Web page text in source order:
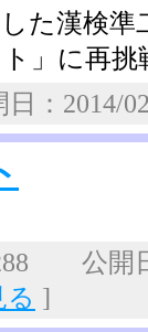
た漢検準
」に再
日：
288 公開
る ]